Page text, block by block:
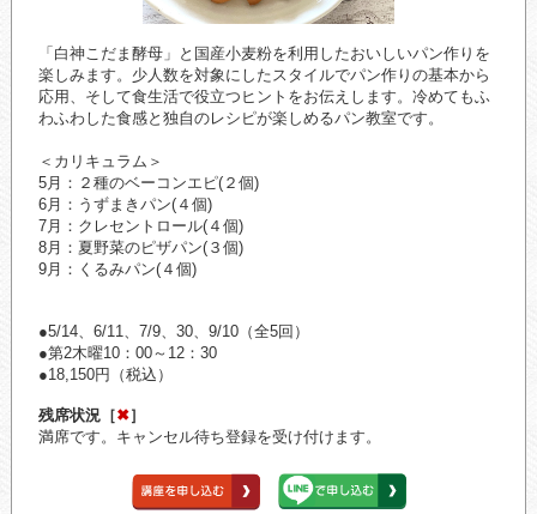
「白神こだま酵母」と国産小麦粉を利用したおいしいパン作りを
楽しみます。少人数を対象にしたスタイルでパン作りの基本から
応用、そして食生活で役立つヒントをお伝えします。冷めてもふ
わふわした食感と独自のレシピが楽しめるパン教室です。
＜カリキュラム＞
5月：２種のベーコンエピ(２個)
6月：うずまきパン(４個)
7月：クレセントロール(４個)
8月：夏野菜のピザパン(３個)
9月：くるみパン(４個)
●5/14、6/11、7/9、30、9/10（全5回）
●第2木曜10：00～12：30
●18,150円（税込）
残席状況［✖］
満席です。キャンセル待ち登録を受け付けます。